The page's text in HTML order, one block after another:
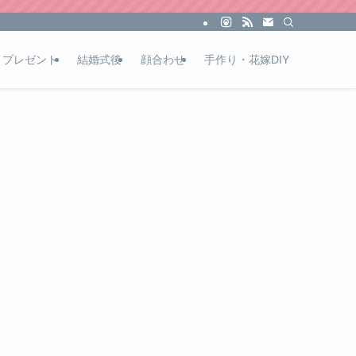
プレゼント 結婚式後 顔合わせ 手作り・花嫁DIY